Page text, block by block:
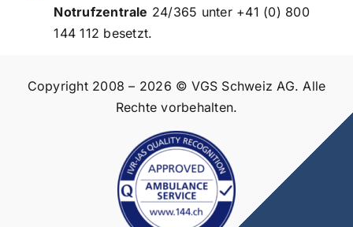
Notrufzentrale 24/365 unter +41 (0) 800
144 112 besetzt.
Copyright 2008 – 2026 © VGS Schweiz AG. Alle
Rechte vorbehalten.